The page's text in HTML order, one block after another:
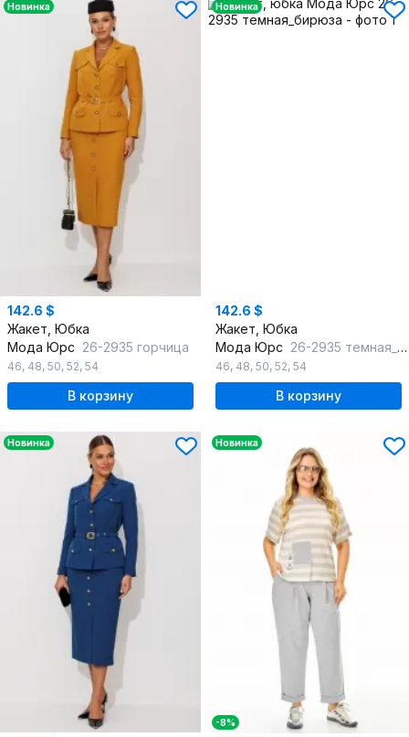
Новинка
142.6 $
Жакет, Юбка
Мода Юрс 26-2935 горчица
46, 48, 50, 52, 54
В корзину
Новинка
142.6 $
Жакет, Юбка
Мода Юрс 26-2935 темная_бирюза
46, 48, 50, 52, 54
В корзину
Новинка Новинка
-8%